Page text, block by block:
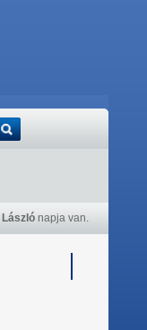
László napja van.